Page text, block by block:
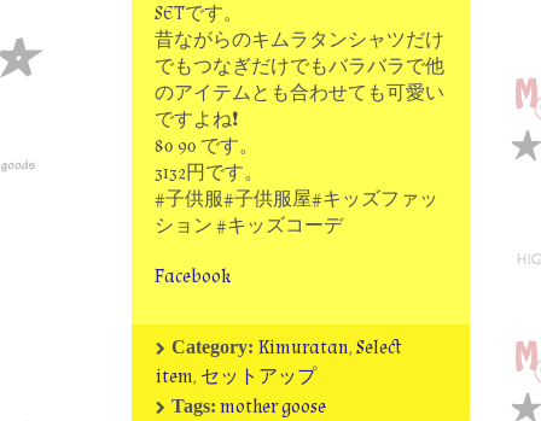
SETです。
昔ながらのキムラタンシャツだけ
でもつなぎだけでもバラバラで他
のアイテムとも合わせても可愛い
ですよね❗
80 90 です。
3132円です。
#子供服#子供服屋#キッズファッ
ション #キッズコーデ
Facebook
Category: Kimuratan,Select
item, セットアップ
Tags: mother goose